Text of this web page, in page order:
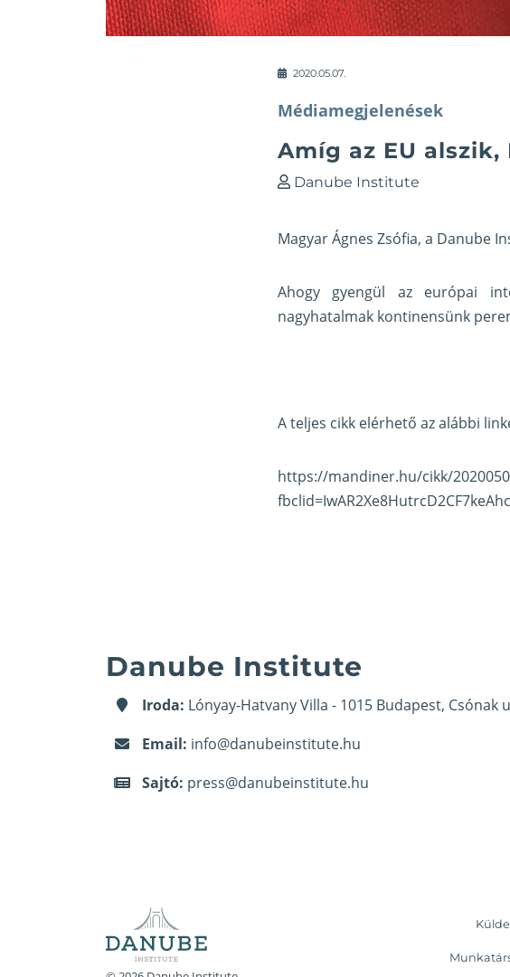
2020.05.07.
Médiamegjelenések
Amíg az EU
Danube Institute
Magyar Ágnes Zsófia, a Danube
Ahogy gyengül az európai
nagyhatalmak kontinensünk
A teljes cikk elérhető az alábbi
https://mandiner.hu/cikk/
Danube Institute
Iroda: Lónyay-Hatvany Villa - 1015 Budapest, Csónak
Email: info@danubeinstitute.hu
Sajtó: press@danubeinstitute.hu